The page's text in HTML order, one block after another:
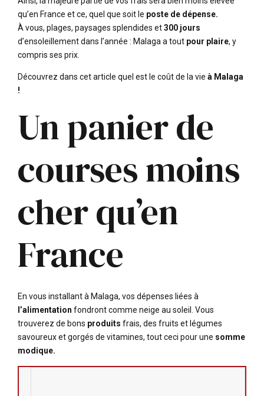
qu’en France et ce, quel que soit le poste de dépense.
À vous, plages, paysages splendides et300 jours
d’ensoleillement dans l’année : Malaga a tout pour plaire, y
compris ses prix.
Découvrez dans cet article quel est le coût de la vie à Malaga
!
Un panier de
courses moins
cher qu’en
France
En vous installant à Malaga, vos dépenses liées à
l’alimentation fondront comme neige au soleil. Vous
trouverez de bons produits frais, des fruits et légumes
savoureux et gorgés de vitamines, tout ceci pour une somme
modique.